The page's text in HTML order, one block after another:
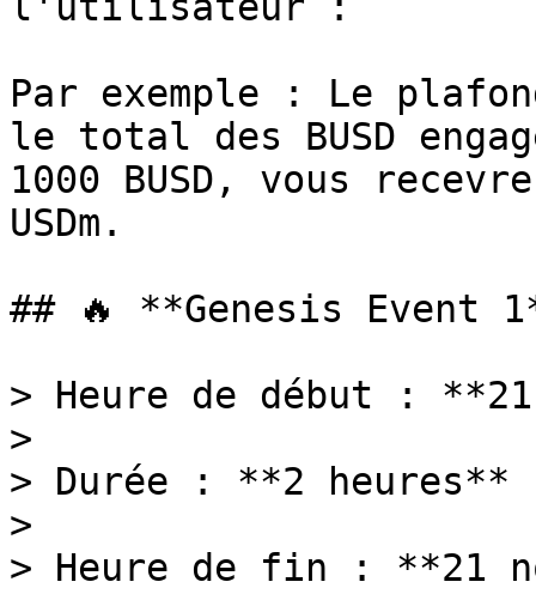
Par exemple : Le
le total des BUSD
1000 BUSD, vous
USDm.
## 🔥 **Genesis Event
> Heure de début : **21
>
> Durée : **2 heures**
>
> Heure de fin : **21